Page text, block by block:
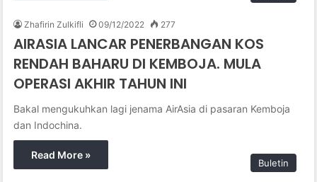
Zhafirin Zulkifli 09/12/2022 277
AIRASIA LANCAR PENERBANGAN KOS
RENDAH BAHARU DI KEMBOJA. MULA
OPERASI AKHIR TAHUN INI
Bakal mengukuhkan lagi jenama AirAsia di pasaran Kemboja
dan Indochina.
Read More »
Buletin